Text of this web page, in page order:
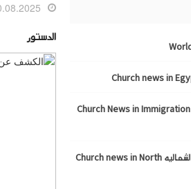
اخبار الكنيسه في المهجر Church News in Immigration
اخبار الكنيسه في امريكا الشماليه Church news in North
07:45
الدستور